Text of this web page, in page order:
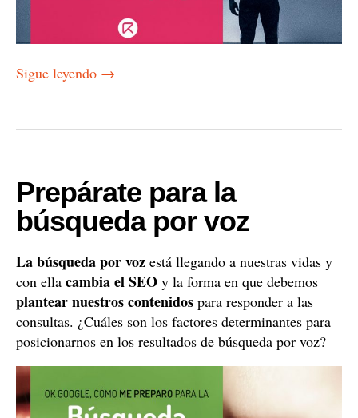
Sigue leyendo →
Prepárate para la
búsqueda por voz
La búsqueda por voz está llegando a nuestras vidas y
con ella cambia el SEO y la forma en que debemos
plantear nuestros contenidos para responder a las
consultas. ¿Cuáles son los factores determinantes para
posicionarnos en los resultados de búsqueda por voz?